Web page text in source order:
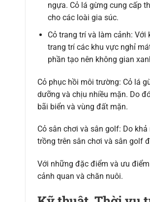
ngựa. Cỏ lá gừng cung cấp
cho các loài gia súc.
Cỏ trang trí và làm cảnh:
trang trí các khu vực nghỉ
phần tạo nên không gian
Cỏ phục hồi môi trường: Cỏ lá
dưỡng và chịu nhiều mặn. Do
bãi biển và vùng đất mặn.
Cỏ sân chơi và sân golf: Do
trồng trên sân chơi và sân golf
Với những đặc điểm và ưu
cảnh quan và chăn nuôi.